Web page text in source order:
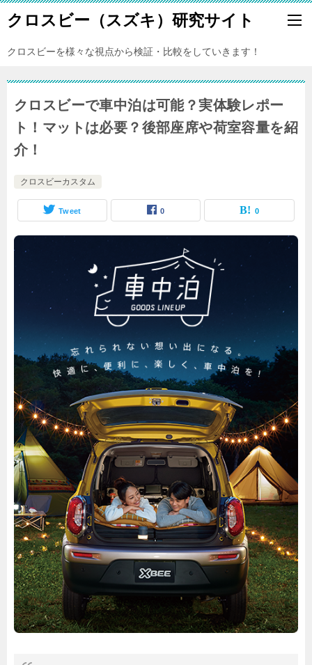
クロスビー（スズキ）研究サイト
クロスビーを様々な視点から検証・比較をしていきます！
クロスビーで車中泊は可能？実体験レポー
ト！マットは必要？後部座席や荷室容量を紹
介！
クロスビーカスタム
Tweet 0 0